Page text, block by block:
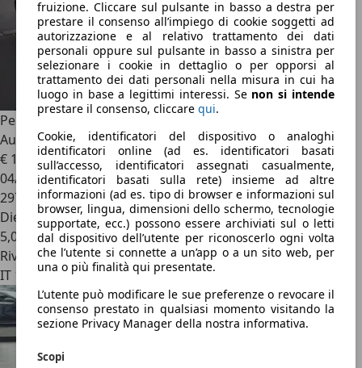
fruizione. Cliccare sul pulsante in basso a destra per
prestare il consenso all’impiego di cookie soggetti ad
autorizzazione e al relativo trattamento dei dati
personali oppure sul pulsante in basso a sinistra per
selezionare i cookie in dettaglio o per opporsi al
trattamento dei dati personali nella misura in cui ha
luogo in base a legittimi interessi. Se non si intende
prestare il consenso, cliccare qui.
Cookie, identificatori del dispositivo o analoghi
identificatori online (ad es. identificatori basati
sull’accesso, identificatori assegnati casualmente,
identificatori basati sulla rete) insieme ad altre
informazioni (ad es. tipo di browser e informazioni sul
browser, lingua, dimensioni dello schermo, tecnologie
supportate, ecc.) possono essere archiviati sul o letti
dal dispositivo dell’utente per riconoscerlo ogni volta
che l’utente si connette a un’app o a un sito web, per
una o più finalità qui presentate.
L’utente può modificare le sue preferenze o revocare il
consenso prestato in qualsiasi momento visitando la
sezione Privacy Manager della nostra informativa.
Scopi
Peugeot 307
Peugeot 307 1.6 HDi 110CV Station Mix
Australian Unicoproprietario
€ 1.900
04/2008
297.000 km
Diesel
5,0 l/100 km (comb.)
Rivenditore
IT 10143